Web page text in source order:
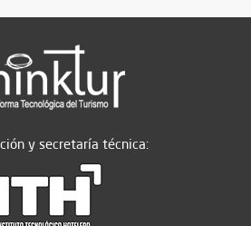
y secretaría técnica: